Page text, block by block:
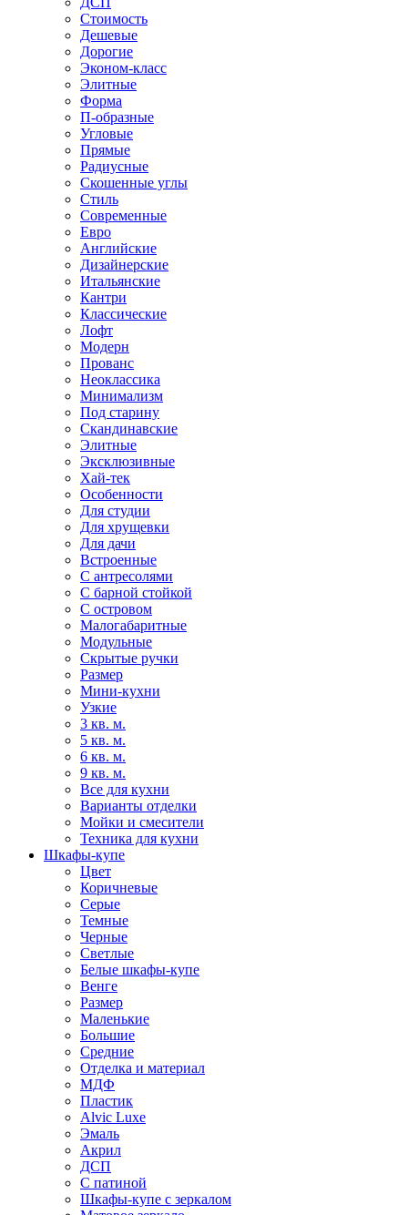
Стоимость
Дешевые
Дорогие
Эконом-класс
Элитные
Форма
П-образные
Угловые
Прямые
Радиусные
Скошенные углы
Стиль
Современные
Евро
Английские
Дизайнерские
Итальянские
Кантри
Классические
Лофт
Модерн
Прованс
Неоклассика
Минимализм
Под старину
Скандинавские
Элитные
Эксклюзивные
Хай-тек
Особенности
Для студии
Для хрущевки
Для дачи
Встроенные
С антресолями
С барной стойкой
С островом
Малогабаритные
Модульные
Скрытые ручки
Размер
Мини-кухни
Узкие
3 кв. м.
5 кв. м.
6 кв. м.
9 кв. м.
Все для кухни
Варианты отделки
Мойки и смесители
Техника для кухни
Шкафы-купе
Цвет
Коричневые
Серые
Темные
Черные
Светлые
Белые шкафы-купе
Венге
Размер
Маленькие
Большие
Средние
Отделка и материал
МДФ
Пластик
Alvic Luxe
Эмаль
Акрил
ДСП
С патиной
Шкафы-купе с зеркалом